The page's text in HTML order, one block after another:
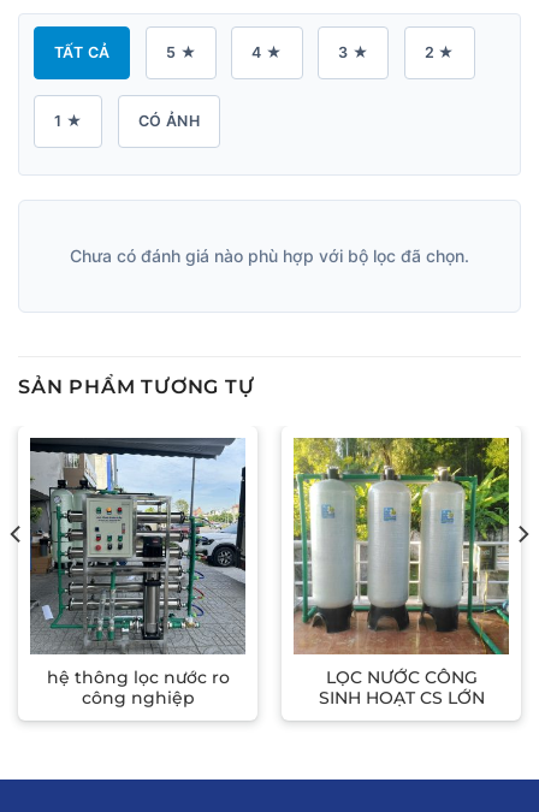
TẤT CẢ 5 ★ 4 ★ 3 ★ 2 ★
1 ★ CÓ ẢNH
Chưa có đánh giá nào phù hợp với bộ lọc đã chọn.
SẢN PHẨM TƯƠNG TỰ
hệ thông lọc nước ro
công nghiệp
LỌC NƯỚC CÔNG
SINH HOẠT CS LỚN